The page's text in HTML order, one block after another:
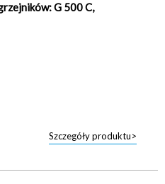
G 500 C,
Szczegóły produktu>